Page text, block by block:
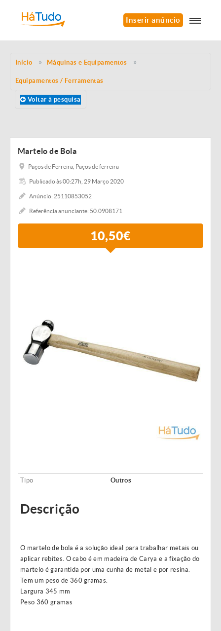
Inserir anúncio
Início Máquinas e Equipamentos
Equipamentos / Ferramentas
Voltar à pesquisa
Martelo de Bola
Paços de Ferreira, Paços de ferreira
Publicado às 00:27h, 29 Março 2020
Anúncio: 25110853052
Referência anunciante: 50.0908171
10,50€
Tipo Outros
Descrição
O martelo de bola é a solução ideal para trabalhar metais ou
aplicar rebites. O cabo é em madeira de Carya e a fixação do
martelo é garantida por uma cunha de metal e por resina.
Tem um peso de 360 gramas.
Largura 345 mm
Peso 360 gramas